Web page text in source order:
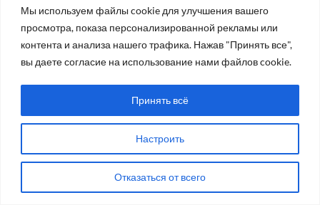
Мы используем файлы cookie для улучшения вашего
просмотра, показа персонализированной рекламы или
контента и анализа нашего трафика. Нажав "Принять все",
вы даете согласие на использование нами файлов cookie.
Настроить
Отказаться от всего
Принять всё
Просмотреть результаты
МЫ В СОЦ.СЕТЯХ